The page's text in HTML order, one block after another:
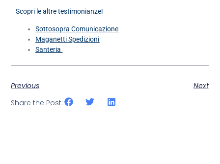
Scopri le altre testimonianze!
Sottosopra Comunicazione
Maganetti Spedizioni
Santeria
Previous
Next
Share the Post: